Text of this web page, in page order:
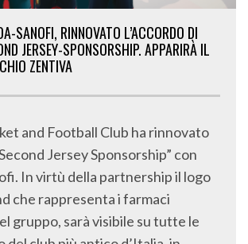
SANOFI, RINNOVATO L’ACCORDO DI
JERSEY-SPONSORSHIP. APPARIRÀ IL
ZENTIVA
and Football Club ha rinnovato
Jersey Sponsorship” con
In virtù della partnership il logo
che rappresenta i farmaci
gruppo, sarà visibile su tutte le